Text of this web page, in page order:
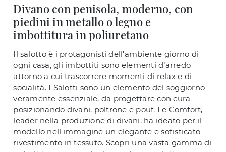
Divano con penisola, moderno, con
piedini in metallo o legno e
imbottitura in poliuretano
Il salotto è i protagonisti dell'ambiente giorno di
ogni casa, gli imbottiti sono elementi d’arredo
attorno a cui trascorrere momenti di relax e di
socialità. I Salotti sono un elemento del soggiorno
veramente essenziale, da progettare con cura
posizionando divani, poltrone e pouf. Le Comfort,
leader nella produzione di divani, ha ideato per il
modello nell'immagine un elegante e sofisticato
rivestimento in tessuto. Scopri una vasta gamma di